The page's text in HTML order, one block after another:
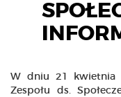
W dniu 21 kwietnia
Zespołu ds.